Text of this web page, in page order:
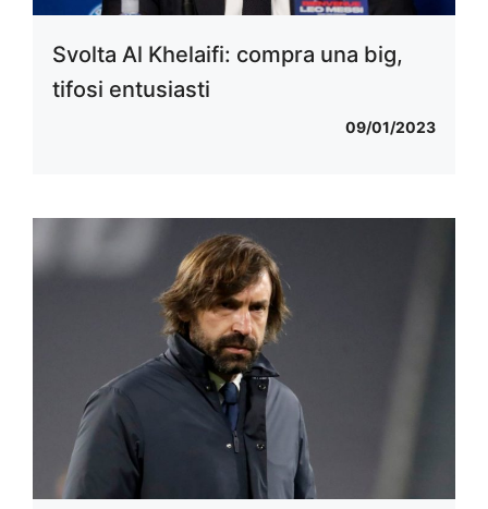
Svolta Al Khelaifi: compra una big,
tifosi entusiasti
09/01/2023